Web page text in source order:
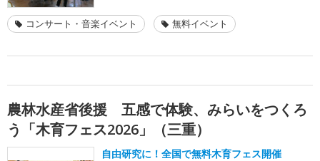
コンサート・音楽イベント 無料イベント
農林水産省後援 五感で体験、みらいをつくろ
う「木育フェス2026」（三重）
自由研究に！全国で無料木育フェス開催